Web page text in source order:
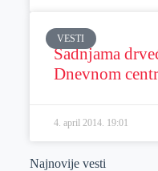
VESTI
Sadnjama
Dnevnom
4. april 2014. 19:01
Najnovije vesti